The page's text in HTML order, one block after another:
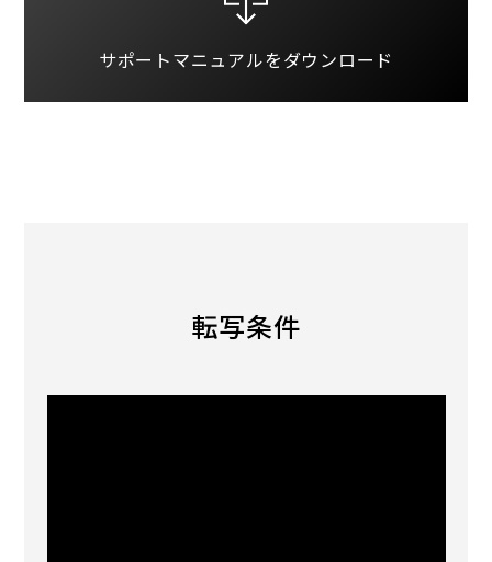
サポートマニュアルをダウンロード
転写条件